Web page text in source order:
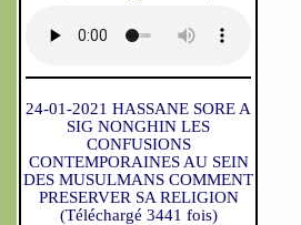
24-01-2021 HASSANE SORE A
SIG NONGHIN LES
CONFUSIONS
CONTEMPORAINES AU SEIN
DES MUSULMANS COMMENT
PRESERVER SA RELIGION
(Téléchargé 3441 fois)